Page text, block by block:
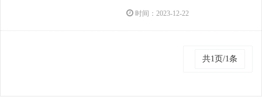
关按钮切换特效。...
时间：2023-12-22
共1页/1条